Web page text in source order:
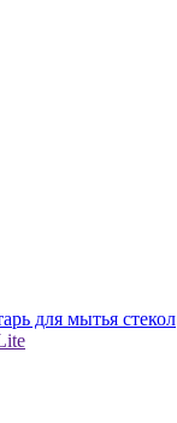
для мытья стекол